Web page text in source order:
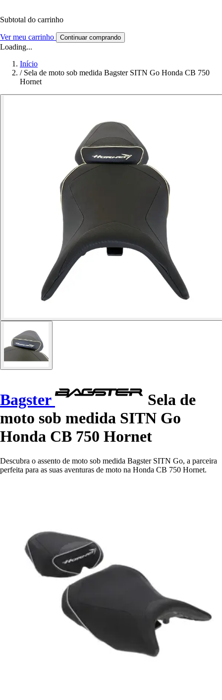
Subtotal do carrinho
Ver meu carrinho Continuar comprando
Loading...
Início
/ Sela de moto sob medida Bagster SITN Go Honda CB 750
Hornet
Bagster
Sela de
moto sob medida SITN Go
Honda CB 750 Hornet
Descubra o assento de moto sob medida Bagster SITN Go, a parceira
perfeita para as suas aventuras de moto na Honda CB 750 Hornet.